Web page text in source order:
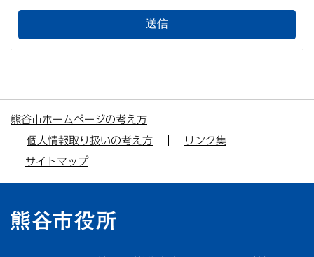
熊谷市ホームページの考え方
個人情報取り扱いの考え方
リンク集
サイトマップ